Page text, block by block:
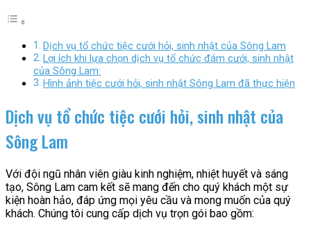
Dịch vụ tổ chức tiệc cưới hỏi, sinh nhật của Sông Lam
Lợi ích khi lựa chọn dịch vụ tổ chức đám cưới, sinh nhật
của Sông Lam:
Hình ảnh tiệc cưới hỏi, sinh nhật Sông Lam đã thực hiện
Dịch vụ tổ chức tiệc cưới hỏi, sinh nhật của
Sông Lam
Với đội ngũ nhân viên giàu kinh nghiệm, nhiệt huyết và sáng
tạo, Sông Lam cam kết sẽ mang đến cho quý khách một sự
kiện hoàn hảo, đáp ứng mọi yêu cầu và mong muốn của quý
khách. Chúng tôi cung cấp dịch vụ trọn gói bao gồm: